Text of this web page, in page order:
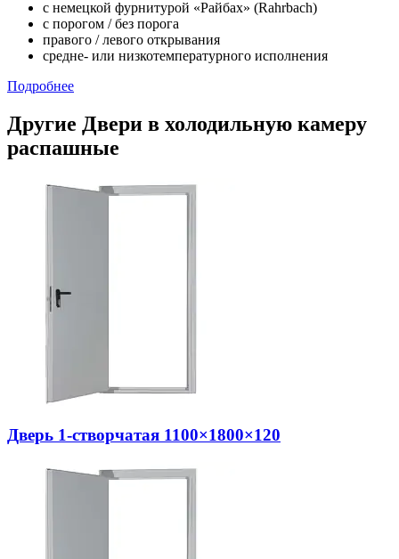
c немецкой фурнитурой «Райбах» (Rahrbach)
с порогом / без порога
правого / левого открывания
средне- или низкотемпературного исполнения
Подробнее
Другие Двери в холодильную камеру
распашные
Дверь 1-створчатая 1100×1800×120